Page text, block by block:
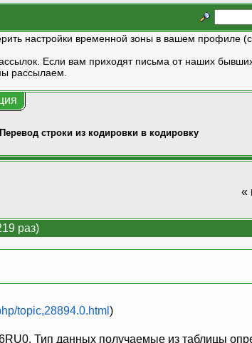
настройки временной зоны в вашем профиле
Если вам приходят письма от наших
рассылаем.
Перевод строки из кодировки в кодировку
«
раз)
topic,28894.0.html )
Тип данных получаемые из таблицы